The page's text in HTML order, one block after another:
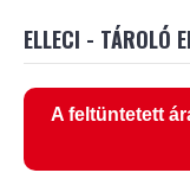
A feltüntetett